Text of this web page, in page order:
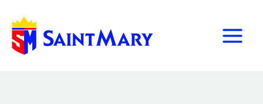
contenido